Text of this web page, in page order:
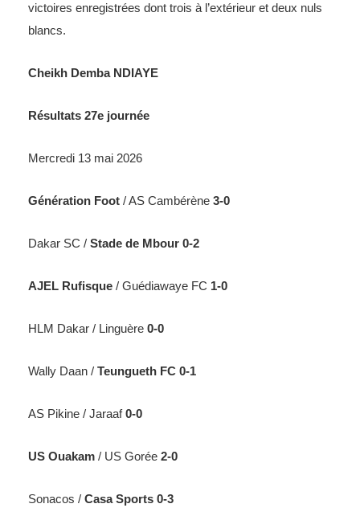
victoires enregistrées dont trois à l’extérieur et deux nuls
blancs.
Cheikh Demba NDIAYE
Résultats 27e journée
Mercredi 13 mai 2026
Génération Foot / AS Cambérène 3-0
Dakar SC / Stade de Mbour 0-2
AJEL Rufisque / Guédiawaye FC 1-0
HLM Dakar / Linguère 0-0
Wally Daan / Teungueth FC 0-1
AS Pikine / Jaraaf0-0
US Ouakam / US Gorée 2-0
Sonacos / Casa Sports 0-3